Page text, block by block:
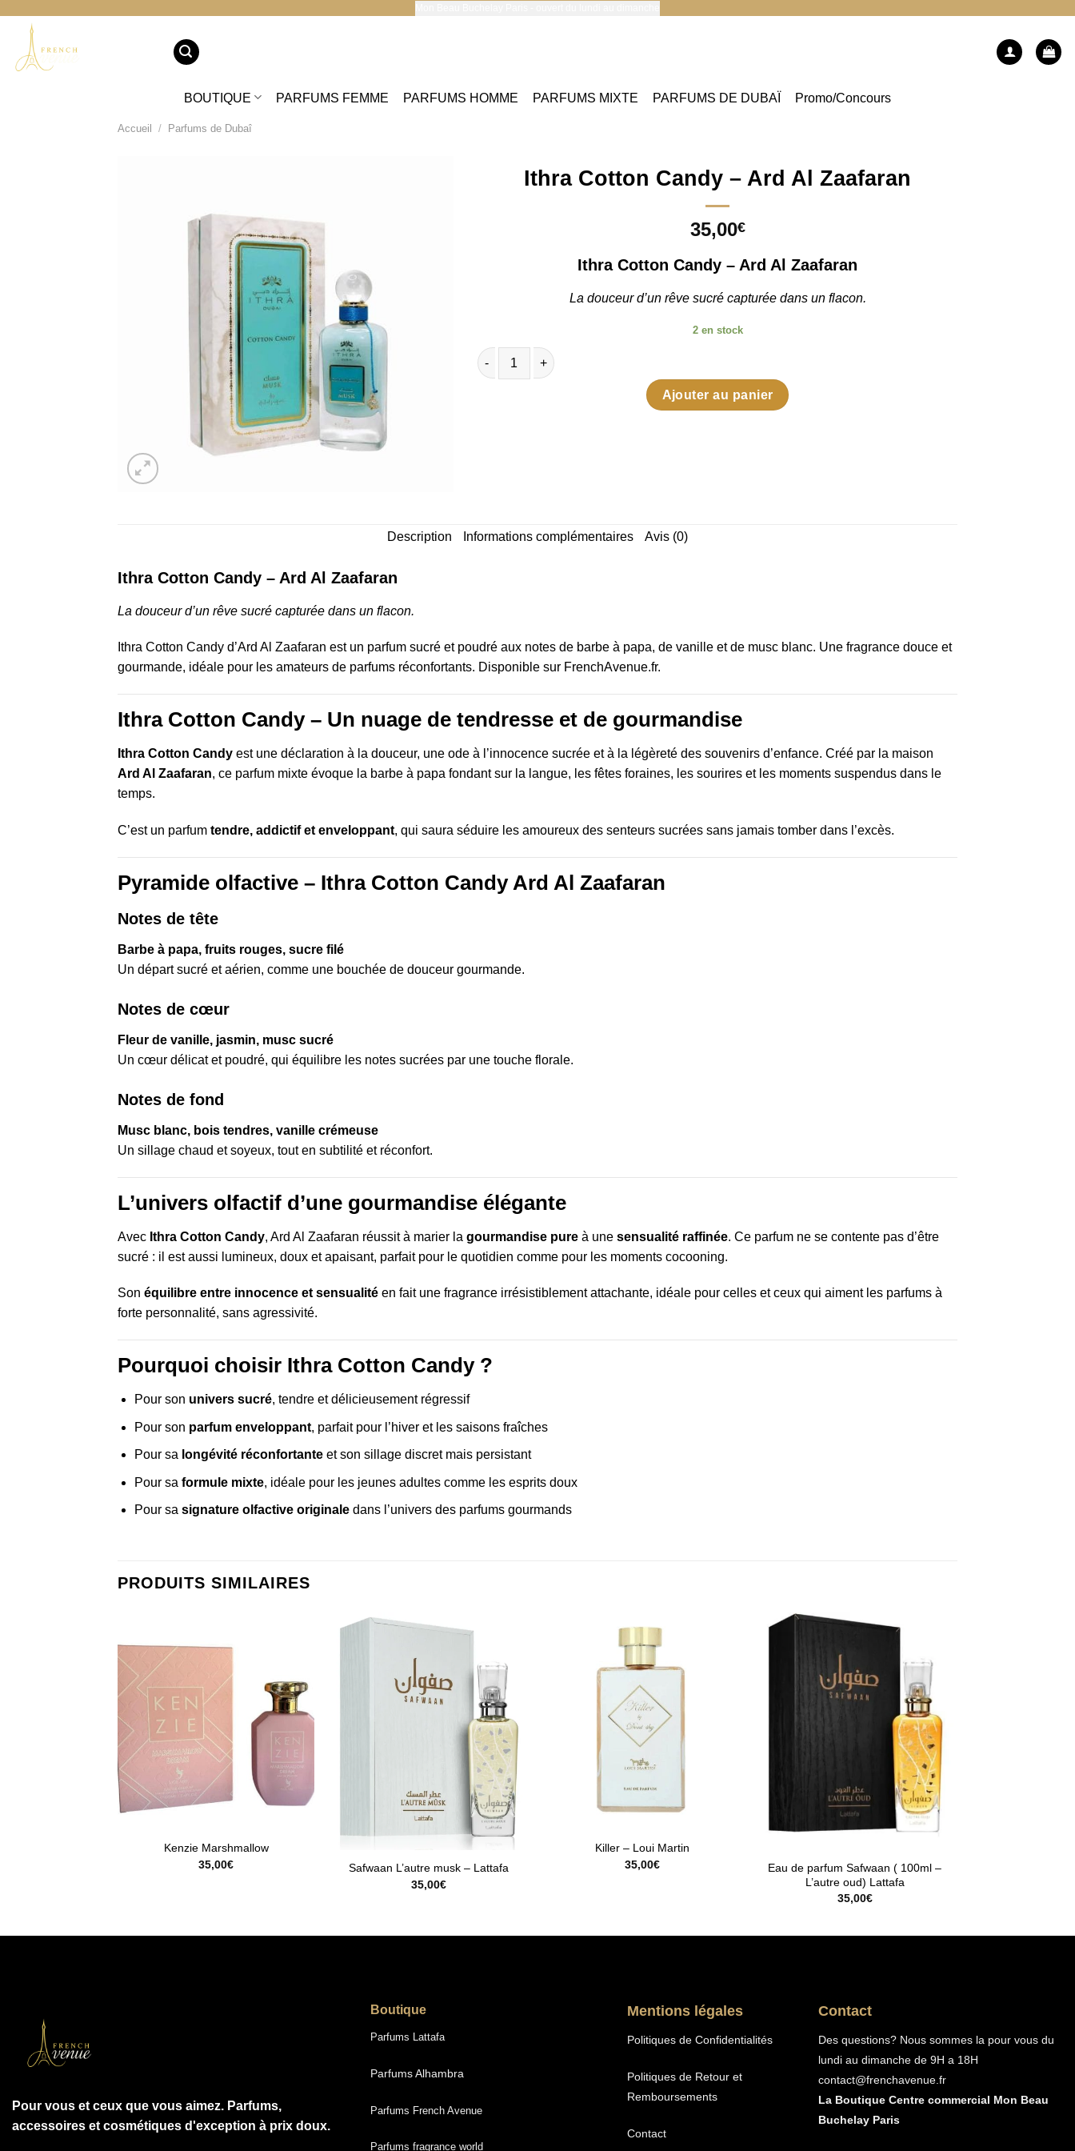
contenu
BOUTIQUE PARFUMS FEMME PARFUMS HOMME PARFUMS MIXTE PARFUMS DE DUBAÏ Promo/Concours
Accueil / Parfums de Dubaî
Ithra Cotton Candy – Ard Al Zaafaran
35,00€
Ithra Cotton Candy – Ard Al Zaafaran
La douceur d’un rêve sucré capturée dans un flacon.
2 en stock
quantité de Ithra Cotton Candy – Ard Al Zaafaran
Ajouter au panier
Description Informations complémentaires Avis (0)
Ithra Cotton Candy – Ard Al Zaafaran
La douceur d’un rêve sucré capturée dans un flacon.
Ithra Cotton Candy d’Ard Al Zaafaran est un parfum sucré et poudré aux notes de barbe à papa, de vanille et de musc blanc. Une fragrance douce et
gourmande, idéale pour les amateurs de parfums réconfortants. Disponible sur FrenchAvenue.fr.
Ithra Cotton Candy – Un nuage de tendresse et de gourmandise
Ithra Cotton Candy est une déclaration à la douceur, une ode à l’innocence sucrée et à la légèreté des souvenirs d’enfance. Créé par la maison
Ard Al Zaafaran, ce parfum mixte évoque la barbe à papa fondant sur la langue, les fêtes foraines, les sourires et les moments suspendus dans le
temps.
C’est un parfum tendre, addictif et enveloppant, qui saura séduire les amoureux des senteurs sucrées sans jamais tomber dans l’excès.
Pyramide olfactive – Ithra Cotton Candy Ard Al Zaafaran
Notes de tête
Barbe à papa, fruits rouges, sucre filé
Un départ sucré et aérien, comme une bouchée de douceur gourmande.
Notes de cœur
Fleur de vanille, jasmin, musc sucré
Un cœur délicat et poudré, qui équilibre les notes sucrées par une touche florale.
Notes de fond
Musc blanc, bois tendres, vanille crémeuse
Un sillage chaud et soyeux, tout en subtilité et réconfort.
L’univers olfactif d’une gourmandise élégante
Avec Ithra Cotton Candy, Ard Al Zaafaran réussit à marier la gourmandise pure à une sensualité raffinée. Ce parfum ne se contente pas d’être
sucré : il est aussi lumineux, doux et apaisant, parfait pour le quotidien comme pour les moments cocooning.
Son équilibre entre innocence et sensualité en fait une fragrance irrésistiblement attachante, idéale pour celles et ceux qui aiment les parfums à
forte personnalité, sans agressivité.
Pourquoi choisir Ithra Cotton Candy ?
Pour son univers sucré, tendre et délicieusement régressif
Pour son parfum enveloppant, parfait pour l’hiver et les saisons fraîches
Pour sa longévité réconfortanteet son sillage discret mais persistant
Pour sa formule mixte, idéale pour les jeunes adultes comme les esprits doux
Pour sa signature olfactive originaledans l’univers des parfums gourmands
PRODUITS SIMILAIRES
Kenzie Marshmallow
35,00€
Rupture de stock
Safwaan L’autre musk – Lattafa
35,00€
Killer – Loui Martin
35,00€
Eau de parfum Safwaan ( 100ml –
L’autre oud) Lattafa
35,00€
Pour vous et ceux que vous aimez. Parfums,
accessoires et cosmétiques d'exception à prix doux.
Boutique
Parfums Lattafa
Parfums Alhambra
Parfums French Avenue
Parfums fragrance world
Mentions légales
Politiques de Confidentialités
Politiques de Retour et
Remboursements
Contact
Contact
Des questions? Nous sommes la pour vous du
lundi au dimanche de 9H a 18H
contact@frenchavenue.fr
La Boutique Centre commercial Mon Beau
Buchelay Paris